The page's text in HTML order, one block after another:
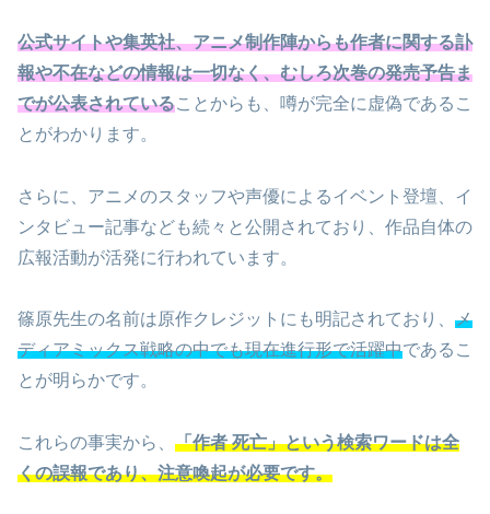
公式サイトや集英社、アニメ制作陣からも作者に関する訃
報や不在などの情報は一切なく、むしろ次巻の発売予告ま
でが公表されていることからも、噂が完全に虚偽であるこ
とがわかります。
さらに、アニメのスタッフや声優によるイベント登壇、イ
ンタビュー記事なども続々と公開されており、作品自体の
広報活動が活発に行われています。
篠原先生の名前は原作クレジットにも明記されており、 メ
ディアミックス戦略の中でも現在進行形で活躍中であるこ
とが明らかです。
これらの事実から、 「作者 死亡」という検索ワードは全
くの誤報であり、注意喚起が必要です。